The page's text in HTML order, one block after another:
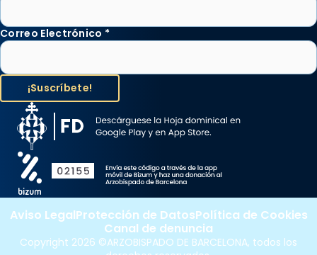
Correo Electrónico *
Copyright 2026 ©ARZOBISPADO DE BARCELONA, todos los
Aviso LegalProtección de DatosPolítica de Cookies
Canal de denuncia